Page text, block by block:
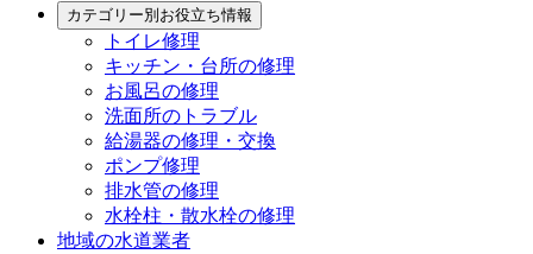
カテゴリー別お役立ち情報
トイレ修理
キッチン・台所の修理
お風呂の修理
洗面所のトラブル
給湯器の修理・交換
ポンプ修理
排水管の修理
水栓柱・散水栓の修理
地域の水道業者